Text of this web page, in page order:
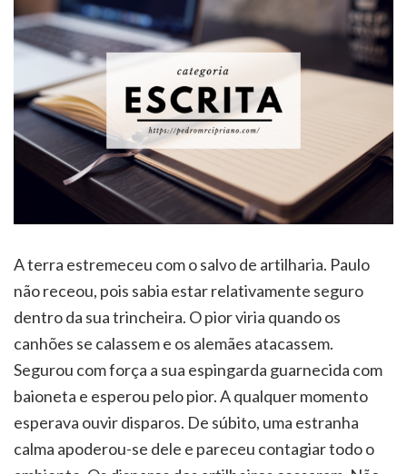
A terra estremeceu com o salvo de artilharia. Paulo
não receou, pois sabia estar relativamente seguro
dentro da sua trincheira. O pior viria quando os
canhões se calassem e os alemães atacassem.
Segurou com força a sua espingarda guarnecida com
baioneta e esperou pelo pior. A qualquer momento
esperava ouvir disparos. De súbito, uma estranha
calma apoderou-se dele e pareceu contagiar todo o